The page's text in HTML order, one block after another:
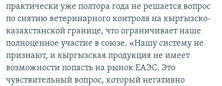
практически уже полтора года не решается вопрос
по снятию ветеринарного контроля на кыргызско-
казахстанской границе, что ограничивает наше
полноценное участие в союзе. «Нашу систему не
признают, и кыргызская продукция не имеет
возможности попасть на рынок ЕАЭС. Это
чувствительный вопрос, который негативно